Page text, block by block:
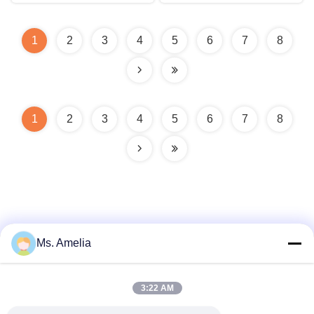
1 2 3 4 5 6 7 8
1 2 3 4 5 6 7 8
Ms. Amelia
3:22 AM